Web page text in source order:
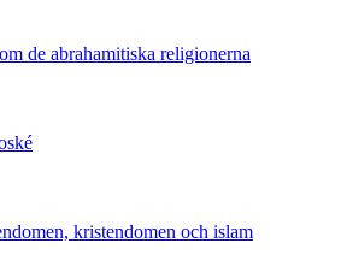
de abrahamitiska religionerna
kristendomen och islam